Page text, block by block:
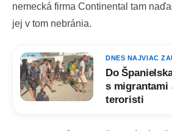
nemecká firma Continental tam
jej v tom nebránia.
DNES NAJVIAC
Do
s migrantami
teroristi